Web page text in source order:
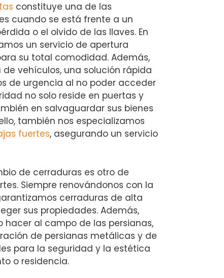
constituye una de las
cuando se está frente a un
o el olvido de las llaves. En
un servicio de apertura
su total comodidad. Además,
vehículos, una solución rápida
de urgencia al no poder acceder
no solo reside en puertas y
en salvaguardar sus bienes
también nos especializamos
fuertes, asegurando un servicio
de cerraduras es otro de
Siempre renovándonos con la
cerraduras de alta
sus propiedades. Además,
hacer al campo de las persianas,
de persianas metálicas y de
para la seguridad y la estética
o residencia.